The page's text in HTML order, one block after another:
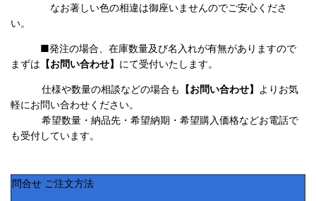
なお著しい色の相違は御座いませんのでご安心くださ
い。
■発注の場合、在庫数量及び名入れが有無がありますので
まずは 【お問い合わせ】 にて受付いたします。
仕様や数量の相談などの場合も 【お問い合わせ】
よりお気
軽にお問い合わせください。
希望数量・納品先・希望納期・希望購入価格などお電話で
も受付しています。
問合せ ご注文方法